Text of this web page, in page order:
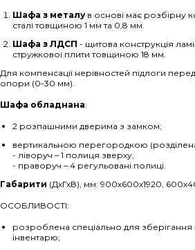
Шафа з металув основі має розбірну
сталі товщиною 1 мм та 0,8 мм.
Шафа з ЛДСП - щитова конструкція
стружкової плити товщиною 18 мм.
Для компенсації нерівностей підлоги
опори (0-30 мм).
Шафа обладнана:
2 розпашними дверима з замком;
вертикальною перегородкою
- ліворуч – 1 полиця зверху,
- праворуч – 4 регульовані полиці.
Габарити (ДхГхВ), мм: 900х600х1920,
ОСОБЛИВОСТІ:
розроблена спеціально для
інвентарю;